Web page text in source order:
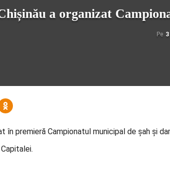
a organizat
Pe
în premieră Campionatul municipal de șah și